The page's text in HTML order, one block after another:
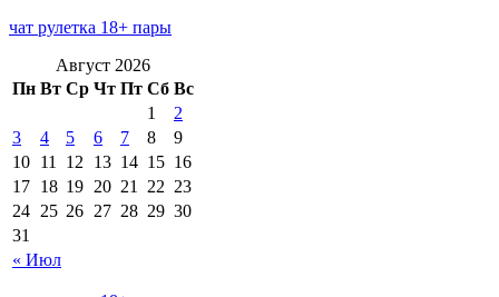
чат рулетка 18+ пары
Август 2026
Пн Вт Ср Чт Пт Сб Вс
« Июл
1
2
3
4 5 6 7 8
9
10 11 12 13 14 15 16
17 18 19 20 21 22 23
24 25 26 27 28 29 30
31